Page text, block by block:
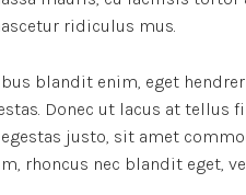
ridiculus mus.
blandit enim, eget
Donec ut lacus at tellus
egestas justo, sit amet
rhoncus nec blandit eget,